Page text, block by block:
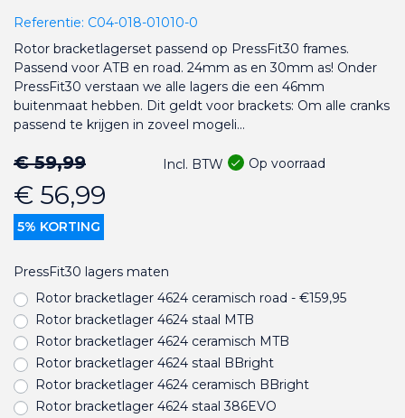
Referentie: C04-018-01010-0
Rotor bracketlagerset passend op PressFit30 frames.
Passend voor ATB en road. 24mm as en 30mm as! Onder
PressFit30 verstaan we alle lagers die een 46mm
buitenmaat hebben. Dit geldt voor brackets: Om alle cranks
passend te krijgen in zoveel mogeli...
€ 59,99
€ 56,99
5% KORTING
Incl. BTW Op voorraad
PressFit30 lagers maten
Rotor bracketlager 4624 ceramisch road - €159,95
Rotor bracketlager 4624 staal MTB
Rotor bracketlager 4624 ceramisch MTB
Rotor bracketlager 4624 staal BBright
Rotor bracketlager 4624 ceramisch BBright
Rotor bracketlager 4624 staal 386EVO